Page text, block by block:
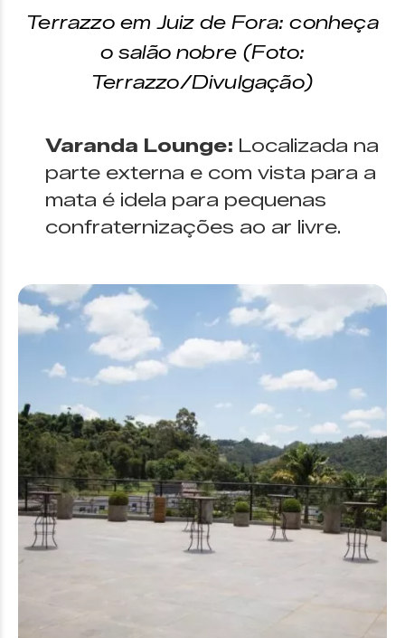
Terrazzo em Juiz de Fora: conheça
o salão nobre (Foto:
Terrazzo/Divulgação)
Varanda Lounge: Localizada na
parte externa e com vista para a
mata é idela para pequenas
confraternizações ao ar livre.